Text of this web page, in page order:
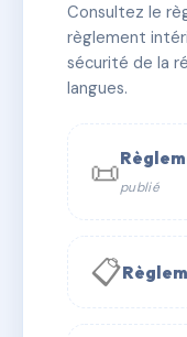
✓ Immatriculée
📞 Contacter
Consultez le
règlement
sécurité de la
langues.
📜publié
📋